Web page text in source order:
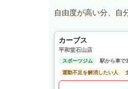
自由度が高い分、自
カーブス
平和堂石山店
スポーツジム
駅から車で
運動不足を解消したい人